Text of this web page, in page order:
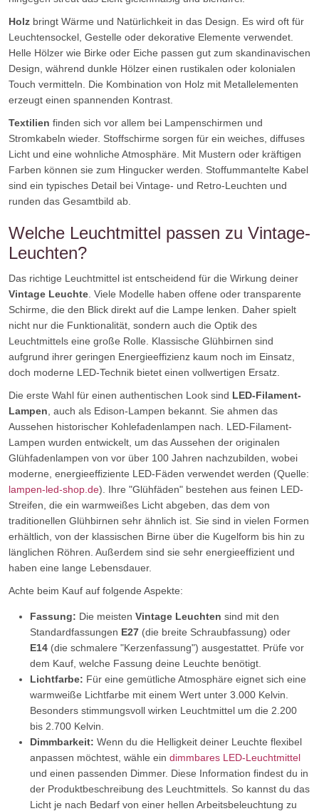
Holz bringt Wärme und Natürlichkeit in das Design. Es wird oft für
Leuchtensockel, Gestelle oder dekorative Elemente verwendet.
Helle Hölzer wie Birke oder Eiche passen gut zum skandinavischen
Design, während dunkle Hölzer einen rustikalen oder kolonialen
Touch vermitteln. Die Kombination von Holz mit Metallelementen
erzeugt einen spannenden Kontrast.
Textilien finden sich vor allem bei Lampenschirmen und
Stromkabeln wieder. Stoffschirme sorgen für ein weiches, diffuses
Licht und eine wohnliche Atmosphäre. Mit Mustern oder kräftigen
Farben können sie zum Hingucker werden. Stoffummantelte Kabel
sind ein typisches Detail bei Vintage- und Retro-Leuchten und
runden das Gesamtbild ab.
Welche Leuchtmittel passen zu Vintage-
Leuchten?
Das richtige Leuchtmittel ist entscheidend für die Wirkung deiner
Vintage Leuchte . Viele Modelle haben offene oder transparente
Schirme, die den Blick direkt auf die Lampe lenken. Daher spielt
nicht nur die Funktionalität, sondern auch die Optik des
Leuchtmittels eine große Rolle. Klassische Glühbirnen sind
aufgrund ihrer geringen Energieeffizienz kaum noch im Einsatz,
doch moderne LED-Technik bietet einen vollwertigen Ersatz.
Die erste Wahl für einen authentischen Look sind LED-Filament-
Lampen , auch als Edison-Lampen bekannt. Sie ahmen das
Aussehen historischer Kohlefadenlampen nach. LED-Filament-
Lampen wurden entwickelt, um das Aussehen der originalen
Glühfadenlampen von vor über 100 Jahren nachzubilden, wobei
moderne, energieeffiziente LED-Fäden verwendet werden (Quelle:
lampen-led-shop.de). Ihre "Glühfäden" bestehen aus feinen LED-
Streifen, die ein warmweißes Licht abgeben, das dem von
traditionellen Glühbirnen sehr ähnlich ist. Sie sind in vielen Formen
erhältlich, von der klassischen Birne über die Kugelform bis hin zu
länglichen Röhren. Außerdem sind sie sehr energieeffizient und
haben eine lange Lebensdauer.
Achte beim Kauf auf folgende Aspekte:
Fassung: Die meisten Vintage Leuchten sind mit den
Standardfassungen E27 (die breite Schraubfassung) oder
E14 (die schmalere "Kerzenfassung") ausgestattet. Prüfe vor
dem Kauf, welche Fassung deine Leuchte benötigt.
Lichtfarbe: Für eine gemütliche Atmosphäre eignet sich eine
warmweiße Lichtfarbe mit einem Wert unter 3.000 Kelvin.
Besonders stimmungsvoll wirken Leuchtmittel um die 2.200
bis 2.700 Kelvin.
Dimmbarkeit: Wenn du die Helligkeit deiner Leuchte flexibel
anpassen möchtest, wähle ein dimmbares LED-Leuchtmittel
und einen passenden Dimmer. Diese Information findest du in
der Produktbeschreibung des Leuchtmittels. So kannst du das
Licht je nach Bedarf von einer hellen Arbeitsbeleuchtung zu